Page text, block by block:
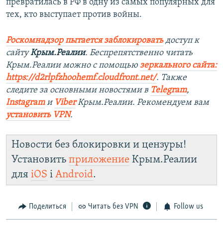
превратилась в РФ в одну из самых популярных для
тех, кто выступает против войны.
Роскомнадзор пытается заблокироватьдоступ к
сайтуКрым.Реалии. Беспрепятственно читать
Крым.Реалии можно с помощью зеркального сайта:
https://d2rlpfzhoohemf.cloudfront.net/. Также
следите за основными новостями в Telegram,
Instagramи ViberКрым.Реалии. Рекомендуем вам
установить VPN.
Новости без блокировки и цензуры!
Установить приложение Крым.Реалии
для iOS і Android.
Поделиться Читать без VPN Follow us